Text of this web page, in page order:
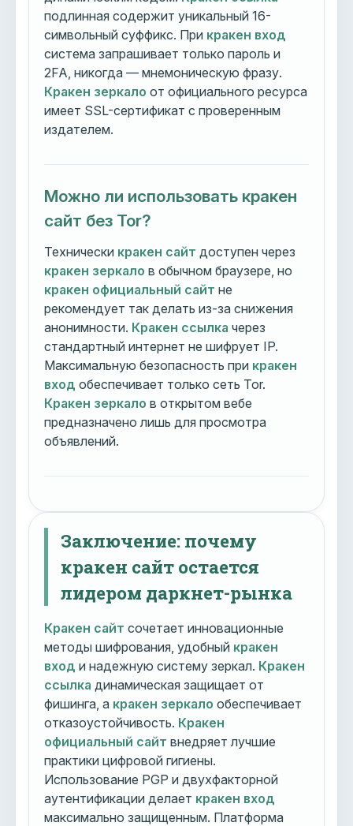
подлинная содержит уникальный 16-
символьный суффикс. При кракен вход
система запрашивает только пароль и
2FA, никогда — мнемоническую фразу.
Кракен зеркало от официального ресурса
имеет SSL-сертификат с проверенным
издателем.
Можно ли использовать кракен
сайт без Tor?
Технически кракен сайт доступен через
кракен зеркало в обычном браузере, но
кракен официальный сайт не
рекомендует так делать из-за снижения
анонимности. Кракен ссылка через
стандартный интернет не шифрует IP.
Максимальную безопасность при кракен
вход обеспечивает только сеть Tor.
Кракен зеркало в открытом вебе
предназначено лишь для просмотра
объявлений.
Заключение: почему
кракен сайт остается
лидером даркнет-рынка
Кракен сайт сочетает инновационные
методы шифрования, удобный кракен
вход и надежную систему зеркал. Кракен
ссылка динамическая защищает от
фишинга, а кракен зеркало обеспечивает
отказоустойчивость. Кракен
официальный сайт внедряет лучшие
практики цифровой гигиены.
Использование PGP и двухфакторной
аутентификации делает кракен вход
максимально защищенным. Платформа